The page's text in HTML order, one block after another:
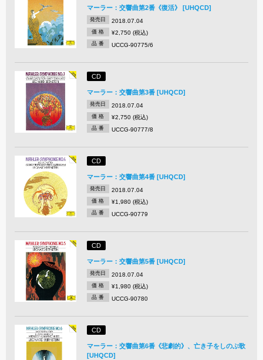
マーラー：交響曲第2番《復活》 [UHQCD]
発売日 2018.07.04
価 格 ¥2,750 (税込)
品 番 UCCG-90775/6
CD
マーラー：交響曲第3番 [UHQCD]
発売日 2018.07.04
価 格 ¥2,750 (税込)
品 番 UCCG-90777/8
CD
マーラー：交響曲第4番 [UHQCD]
発売日 2018.07.04
価 格 ¥1,980 (税込)
品 番 UCCG-90779
CD
マーラー：交響曲第5番 [UHQCD]
発売日 2018.07.04
価 格 ¥1,980 (税込)
品 番 UCCG-90780
CD
マーラー：交響曲第6番《悲劇的》、亡き子をしのぶ歌
[UHQCD]